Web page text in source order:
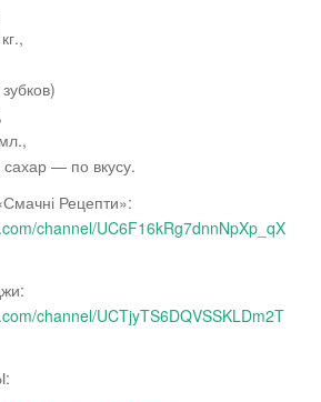
— по вкусу.
Рецепти»:
channel/UC6F16kRg7dnnNpXp_qX
channel/UCTjyTS6DQVSSKLDm2T